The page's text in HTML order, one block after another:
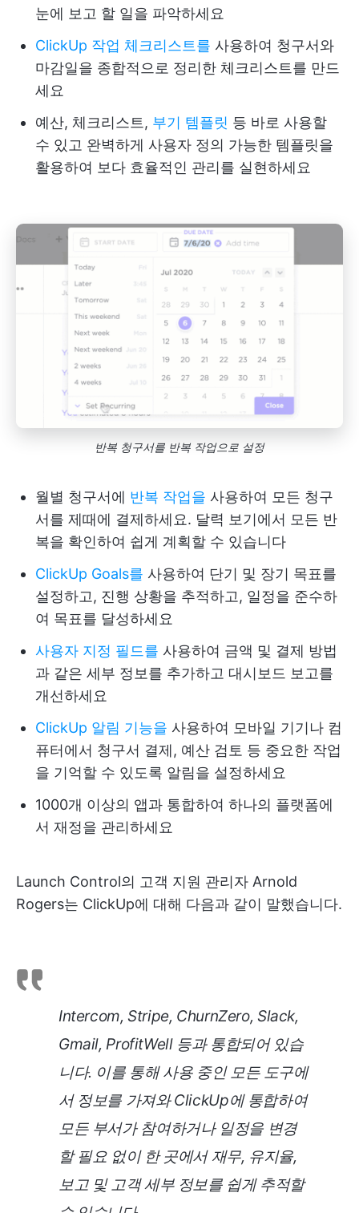
눈에 보고 할 일을 파악하세요
ClickUp 작업 체크리스트를 사용하여 청구서와
마감일을 종합적으로 정리한 체크리스트를 만드
세요
예산, 체크리스트, 부기 템플릿 등 바로 사용할
수 있고 완벽하게 사용자 정의 가능한 템플릿을
활용하여 보다 효율적인 관리를 실현하세요
반복 청구서를 반복 작업으로 설정
월별 청구서에 반복 작업을 사용하여 모든 청구
서를 제때에 결제하세요. 달력 보기에서 모든 반
복을 확인하여 쉽게 계획할 수 있습니다
ClickUp Goals를 사용하여 단기 및 장기 목표를
설정하고, 진행 상황을 추적하고, 일정을 준수하
여 목표를 달성하세요
사용자 지정 필드를 사용하여 금액 및 결제 방법
과 같은 세부 정보를 추가하고 대시보드 보고를
개선하세요
ClickUp 알림 기능을 사용하여 모바일 기기나 컴
퓨터에서 청구서 결제, 예산 검토 등 중요한 작업
을 기억할 수 있도록 알림을 설정하세요
1000개 이상의 앱과 통합하여 하나의 플랫폼에
서 재정을 관리하세요
Launch Control의 고객 지원 관리자 Arnold
Rogers는 ClickUp에 대해 다음과 같이 말했습니다.
Intercom, Stripe, ChurnZero, Slack,
Gmail, ProfitWell 등과 통합되어 있습
니다. 이를 통해 사용 중인 모든 도구에
서 정보를 가져와 ClickUp에 통합하여
모든 부서가 참여하거나 일정을 변경
할 필요 없이 한 곳에서 재무, 유지율,
보고 및 고객 세부 정보를 쉽게 추적할